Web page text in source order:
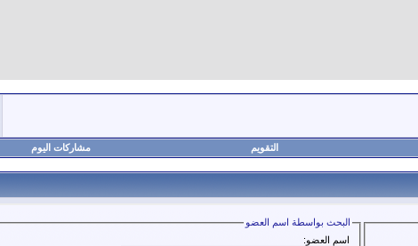
التقويم مشاركات اليوم
البحث بواسطة اسم العضو
اسم العضو: